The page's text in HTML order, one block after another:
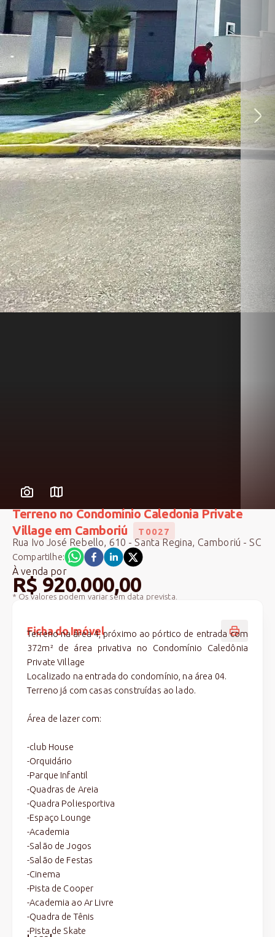
Terreno no Condomínio Caledonia Private
Village em Camboriú
T0027
Rua Ivo José Rebello, 610 - Santa Regina, Camboriú - SC
Compartilhe:
À venda por
R$ 920.000,00
* Os valores podem variar sem data prevista.
Ficha do Imóvel
Terreno na área 4, próximo ao pórtico de entrada com
372m² de área privativa no Condomínio Caledônia
Private Village
Localizado na entrada do condomínio, na área 04.
Terreno já com casas construídas ao lado.
Área de lazer com:
-club House
-Orquidário
-Parque Infantil
-Quadras de Areia
-Quadra Poliesportiva
-Espaço Lounge
-Academia
-Salão de Jogos
-Salão de Festas
-Cinema
-Pista de Cooper
-Academia ao Ar Livre
-Quadra de Tênis
-Pista de Skate